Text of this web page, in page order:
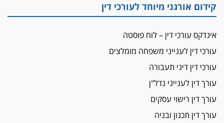
קידום אורגני מיוחד לעורכי דין
אינדקס עורכי דין – לוח פוסטה
עורכי דין לענייני משפחה מומלצים
עורכי דין דיני תעבורה
עורך דין לענייני נדל"ן
עורך דין רישוי עסקים
עורך דין תכנון ובניה